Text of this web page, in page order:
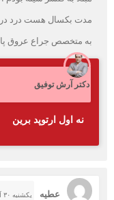
مدت بکسال هست درد در
به متخصص جراع عروق پا
دکتر آرش توفیق
نه اول ارتوپد برین
عطیه یکشنبه ۳۰ آبان ۰( 4 سال پیش)